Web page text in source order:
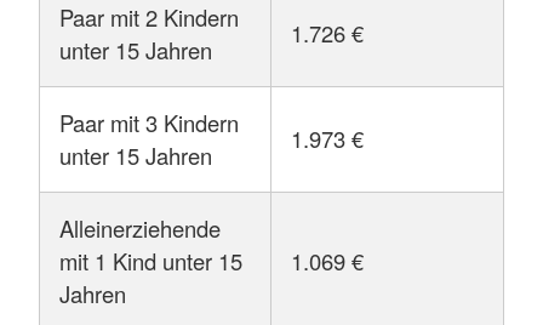
Paar mit 2 Kindern
unter 15 Jahren
1.726 €
Paar mit 3 Kindern
unter 15 Jahren
1.973 €
Alleinerziehende
mit 1 Kind unter 15
Jahren
1.069 €